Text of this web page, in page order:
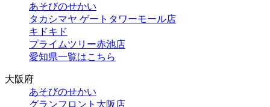
あそびのせかい
タカシマヤ ゲートタワーモール店
キドキド
プライムツリー赤池店
愛知県一覧はこちら
大阪府
あそびのせかい
グランフロント大阪店